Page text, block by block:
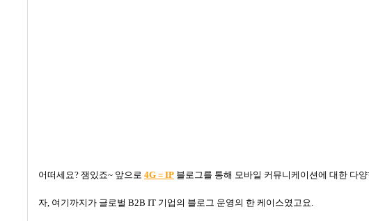
어떠세요? 잼있죠~ 앞으로 4G = IP 블로그를 통해 모바일 커뮤니케이션에 대한 다
자, 여기까지가 글로벌 B2B IT 기업의 블로그 운영의 한 케이스였고요.